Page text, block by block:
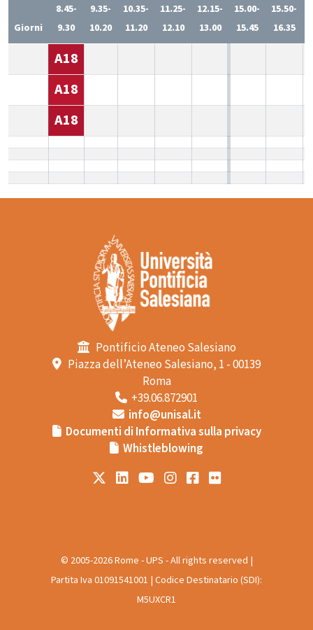
Giorni
8.45-
9.30
9.35-
10.20
10.35-
11.20
11.25-
12.10
12.15-
13.00
15.00-
15.45
15.50-
16.35
A18
A18
A18
Pontificio Ateneo Salesiano
Piazza dell’Ateneo Salesiano, 1 - 00139
Roma
+39.06.872901
info@unisal.it
Documenti di Informativa sulla privacy
Whistleblowing
© 2005-2026 Rome - UPS - All rights reserved |
Partita Iva 01091541001 | Codice Destinatario (SDI):
M5UXCR1